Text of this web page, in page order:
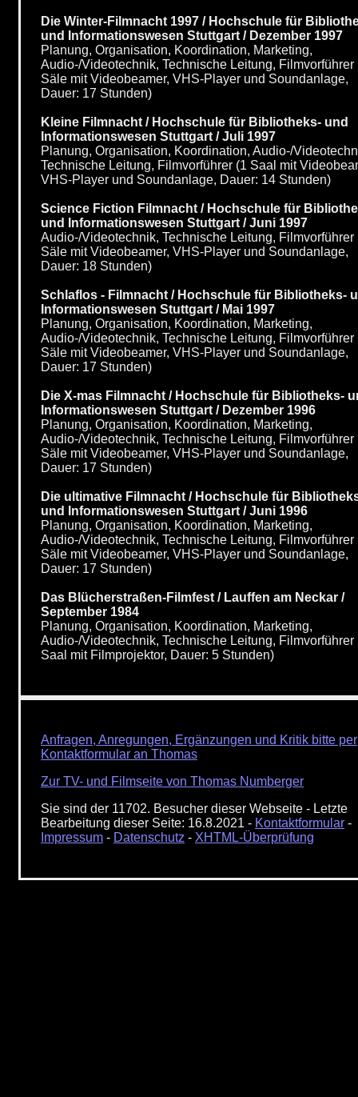
Die Winter-Filmnacht 1997 / Hochschule für
und Informationswesen Stuttgart / Dezember 1997
Planung, Organisation, Koordination, Marketing,
Audio-/Videotechnik, Technische Leitung, Filmvorführer
Säle mit Videobeamer, VHS-Player und Soundanlage,
Dauer: 17 Stunden)
Kleine Filmnacht / Hochschule für Bibliotheks- und
Informationswesen Stuttgart / Juli 1997
Planung, Organisation, Koordination, Audio-/
Technische Leitung, Filmvorführer (1 Saal mit
VHS-Player und Soundanlage, Dauer: 14 Stunden)
Science Fiction Filmnacht / Hochschule für
und Informationswesen Stuttgart / Juni 1997
Audio-/Videotechnik, Technische Leitung, Filmvorführer
Säle mit Videobeamer, VHS-Player und Soundanlage,
Dauer: 18 Stunden)
Schlaflos - Filmnacht / Hochschule für Bibliotheks-
Informationswesen Stuttgart / Mai 1997
Planung, Organisation, Koordination, Marketing,
Audio-/Videotechnik, Technische Leitung, Filmvorführer
Säle mit Videobeamer, VHS-Player und Soundanlage,
Dauer: 17 Stunden)
Die X-mas Filmnacht / Hochschule für Bibliotheks-
Informationswesen Stuttgart / Dezember 1996
Planung, Organisation, Koordination, Marketing,
Audio-/Videotechnik, Technische Leitung, Filmvorführer
Säle mit Videobeamer, VHS-Player und Soundanlage,
Dauer: 17 Stunden)
Die ultimative Filmnacht / Hochschule für
und Informationswesen Stuttgart / Juni 1996
Planung, Organisation, Koordination, Marketing,
Audio-/Videotechnik, Technische Leitung, Filmvorführer
Säle mit Videobeamer, VHS-Player und Soundanlage,
Dauer: 17 Stunden)
Das Blücherstraßen-Filmfest / Lauffen am Neckar /
September 1984
Planung, Organisation, Koordination, Marketing,
Audio-/Videotechnik, Technische Leitung, Filmvorführer
Saal mit Filmprojektor, Dauer: 5 Stunden)
Anfragen, Anregungen, Ergänzungen und Kritik bitte per
Kontaktformular an Thomas
Zur TV- und Filmseite von Thomas Numberger
Sie sind der 11702. Besucher dieser Webseite - Letzte
Bearbeitung dieser Seite: 16.8.2021 - Kontaktformular -
Impressum - Datenschutz - XHTML-Überprüfung